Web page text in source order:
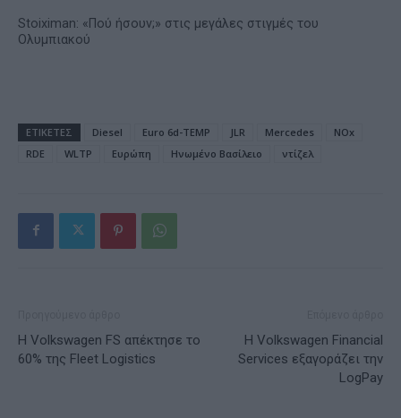
Stoiximan: «Πού ήσουν;» στις μεγάλες στιγμές του
Ολυμπιακού
ΕΤΙΚΕΤΕΣ Diesel Euro 6d-TEMP JLR Mercedes
NOx
RDE
WLTP Ευρώπη Ηνωμένο Βασίλειο ντίζελ
Η Volkswagen FS απέκτησε το
60% της Fleet Logistics
Η Volkswagen Financial
Services εξαγοράζει την
LogPay